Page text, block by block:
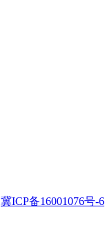
冀ICP备16001076号-6